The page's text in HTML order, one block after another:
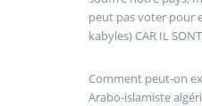
peut pas voter pour
kabyles) CAR IL
Comment peut-on
Arabo-islamiste